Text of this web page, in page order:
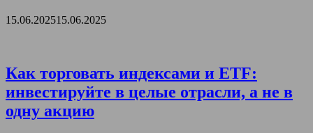
15.06.202515.06.2025
Как торговать индексами и ETF:
инвестируйте в целые отрасли, а не в
одну акцию